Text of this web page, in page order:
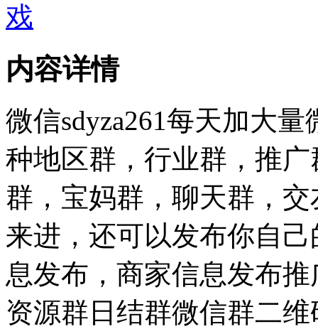
戏
内容详情
微信sdyza261每天加大
种地区群，行业群，推
群，宝妈群，聊天群，
来进，还可以发布你自
息发布，商家信息发布
资源群日结群微信群二维